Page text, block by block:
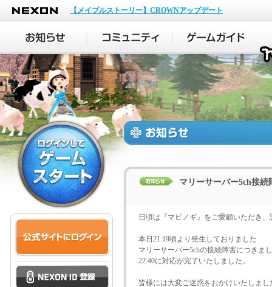
NEXON
【メイプルストーリー】CROWNアップデート
マリーサーバー5ch接
日頃は『マビノギ』をご愛顧いただき
本日21:19頃より発生しておりました
マリーサーバー5chの接続障害につきま
22:40に対応が完了いたしました。
皆様には大変ご迷惑をおかけいたしま